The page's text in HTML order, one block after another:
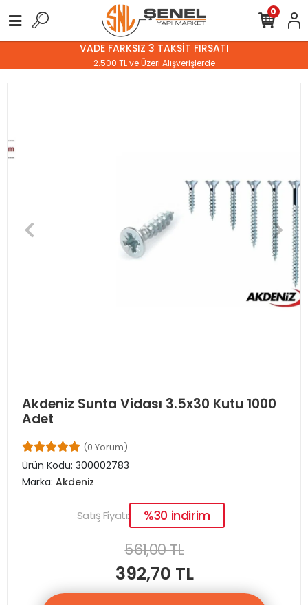
VADE FARKSIZ 3 TAKSİT FIRSATI
2.500 TL ve Üzeri Alışverişlerde
0
Akdeniz Sunta Vidası 3.5x30 Kutu 1000
Adet
(0 Yorum)
Ürün Kodu: 300002783
Marka: Akdeniz
Satış Fiyatı: %30 indirim
561,00 TL
392,70 TL